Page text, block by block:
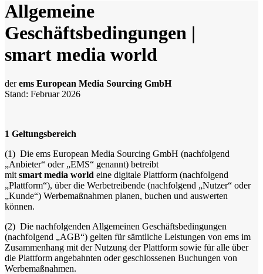
Allgemeine
Geschäftsbedingungen |
smart media world
derems European Media Sourcing GmbH
Stand: Februar 2026
1 Geltungsbereich
(1) Die ems European Media Sourcing GmbH (nachfolgend
„Anbieter“ oder „EMS“ genannt) betreibt
mit smart media world eine digitale Plattform (nachfolgend
„Plattform“), über die Werbetreibende (nachfolgend „Nutzer“ oder
„Kunde“) Werbemaßnahmen planen, buchen und auswerten
können.
(2) Die nachfolgenden Allgemeinen Geschäftsbedingungen
(nachfolgend „AGB“) gelten für sämtliche Leistungen von ems im
Zusammenhang mit der Nutzung der Plattform sowie für alle über
die Plattform angebahnten oder geschlossenen Buchungen von
Werbemaßnahmen.